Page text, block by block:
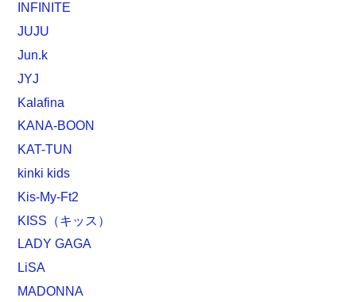
INFINITE
JUJU
Jun.k
JYJ
Kalafina
KANA-BOON
KAT-TUN
kinki kids
Kis-My-Ft2
KISS（キッス）
LADY GAGA
LiSA
MADONNA